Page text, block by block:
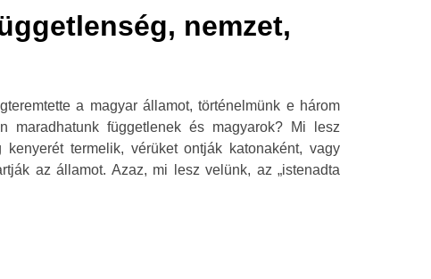
nemzet,
a magyar államot, történelmünk e három
maradhatunk függetlenek és magyarok? Mi lesz
termelik, vérüket ontják katonaként, vagy
az államot. Azaz, mi lesz velünk, az „istenadta